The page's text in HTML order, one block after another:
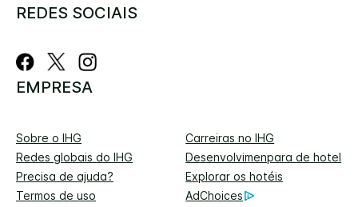
REDES SOCIAIS
EMPRESA
Sobre o IHG
Carreiras no IHG
Redes globais do IHG
Desenvolvimenpara de hotel
Precisa de ajuda?
Explorar os hotéis
Termos de uso
AdChoices